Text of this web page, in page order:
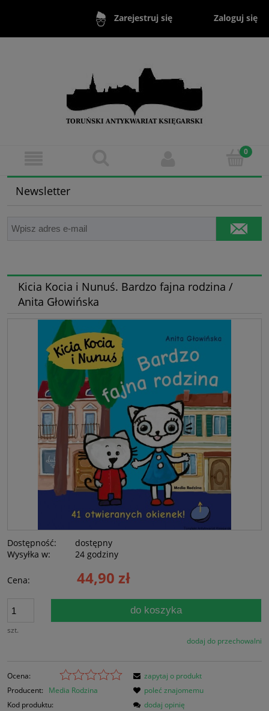
Zarejestruj się Zaloguj się
Newsletter
Kicia Kocia i Nunuś. Bardzo fajna rodzina /
Anita Głowińska
Dostępność:
dostępny
Wysyłka w:
24 godziny
Cena: 44,90 zł
szt.
do koszyka
dodaj do przechowalni
Ocena:
Producent:
Media Rodzina
Kod produktu:
zapytaj o produkt
poleć znajomemu
dodaj opinię